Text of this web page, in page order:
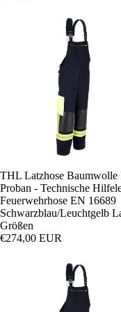
THL Latzhose Baumwolle
Proban - Technische
Feuerwehrhose EN 16689
Schwarzblau/Leuchtgelb
Größen
€274,00 EUR